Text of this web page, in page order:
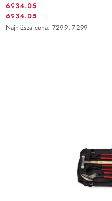
Cena
promocyjna:
6934.05
Cena
promocyjna:
6934.05
Najniższa
Najniższa cena: 7299, 7299